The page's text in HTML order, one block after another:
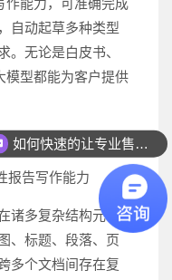
作能力，可准确完成
自动起草多种类型
。无论是白皮书、
模型都能为客户提供
报告写作能力
诸多复杂结构元
、标题、段落、页
多个文档间存在复
如何快速的让专业售前联系我？